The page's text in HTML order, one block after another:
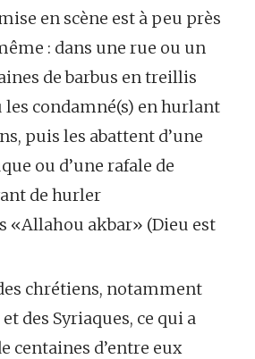
en scène est à peu près
: dans une rue ou un
de barbus en treillis
condamné(s) en hurlant
puis les abattent d’une
ou d’une rafale de
de hurler
«Allahou akbar» (Dieu est
chrétiens, notamment
des Syriaques, ce qui a
centaines d’entre eux